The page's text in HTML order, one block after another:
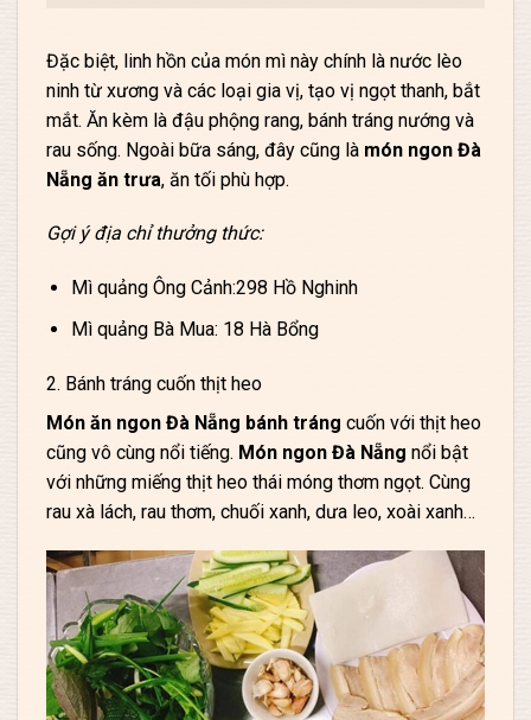
Đặc biệt, linh hồn của món mì này chính là nước lèo
ninh từ xương và các loại gia vị, tạo vị ngọt thanh, bắt
mắt. Ăn kèm là đậu phộng rang, bánh tráng nướng và
rau sống. Ngoài bữa sáng, đây cũng là món ngon Đà
Nẵng ăn trưa, ăn tối phù hợp.
Gợi ý địa chỉ thưởng thức:
Mì quảng Ông Cảnh:298 Hồ Nghinh
Mì quảng Bà Mua: 18 Hà Bổng
2. Bánh tráng cuốn thịt heo
Món ăn ngon Đà Nẵng bánh tráng cuốn với thịt heo
cũng vô cùng nổi tiếng. Món ngon Đà Nẵng nổi bật
với những miếng thịt heo thái móng thơm ngọt. Cùng
rau xà lách, rau thơm, chuối xanh, dưa leo, xoài xanh…